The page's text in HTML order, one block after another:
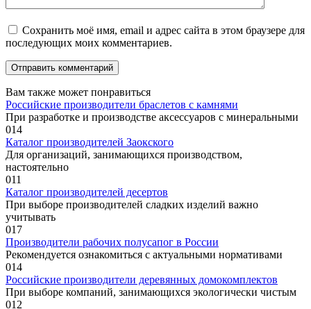
Сохранить моё имя, email и адрес сайта в этом браузере для
последующих моих комментариев.
Вам также может понравиться
Российские производители браслетов с камнями
При разработке и производстве аксессуаров с минеральными
014
Каталог производителей Заокского
Для организаций, занимающихся производством,
настоятельно
011
Каталог производителей десертов
При выборе производителей сладких изделий важно
учитывать
017
Производители рабочих полусапог в России
Рекомендуется ознакомиться с актуальными нормативами
014
Российские производители деревянных домокомплектов
При выборе компаний, занимающихся экологически чистым
012